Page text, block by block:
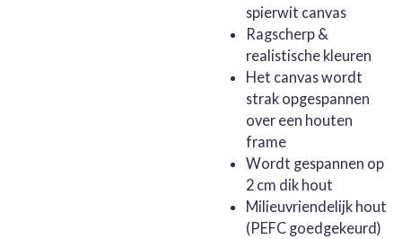
spierwit canvas
Ragscherp &
realistische kleuren
Het canvas wordt
strak opgespannen
over een houten
frame
Wordt gespannen op
2 cm dik hout
Milieuvriendelijk hout
(PEFC goedgekeurd)